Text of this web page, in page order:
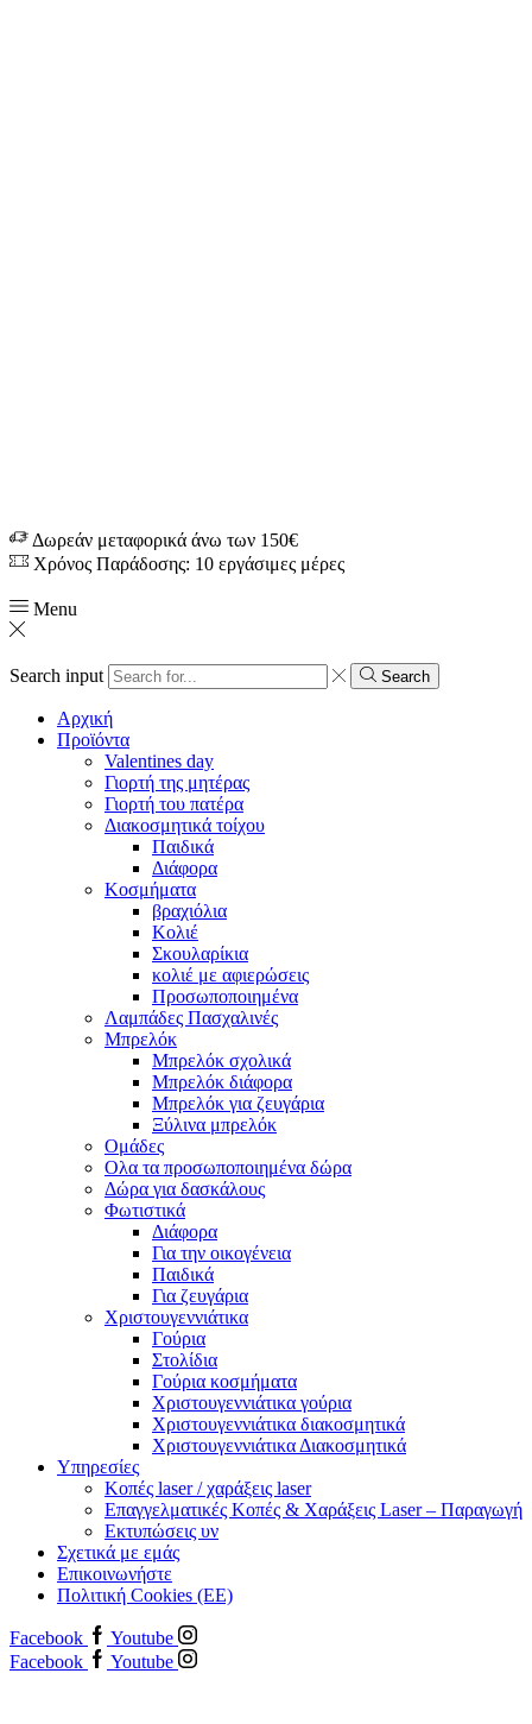
Δωρεάν μεταφορικά άνω των 150€
Χρόνος Παράδοσης: 10 εργάσιμες μέρες
Menu
Search input Search
Αρχική
Προϊόντα
Valentines day
Γιορτή της μητέρας
Γιορτή του πατέρα
Διακοσμητικά τοίχου
Παιδικά
Διάφορα
Κοσμήματα
βραχιόλια
Kολιέ
Σκουλαρίκια
κολιέ με αφιερώσεις
Προσωποποιημένα
Λαμπάδες Πασχαλινές
Μπρελόκ
Μπρελόκ σχολικά
Μπρελόκ διάφορα
Μπρελόκ για ζευγάρια
Ξύλινα μπρελόκ
Ομάδες
Ολα τα προσωποποιημένα δώρα
Δώρα για δασκάλους
Φωτιστικά
Διάφορα
Για την οικογένεια
Παιδικά
Για ζευγάρια
Χριστουγεννιάτικα
Γούρια
Στολίδια
Γούρια κοσμήματα
Χριστουγεννιάτικα γούρια
Χριστουγεννιάτικα διακοσμητικά
Χριστουγεννιάτικα Διακοσμητικά
Υπηρεσίες
Κοπές laser / χαράξεις laser
Επαγγελματικές Κοπές & Χαράξεις Laser – Παραγωγή
Εκτυπώσεις υν
Σχετικά με εμάς
Επικοινωνήστε
Πολιτική Cookies (ΕΕ)
Facebook
Youtube
Facebook
Youtube